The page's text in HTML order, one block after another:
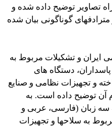
تصاویر توضیح داده شده و
گوناگونی بیان شده
ایران و تشکیلات مربوط به
دستگاه های
و تجهیزات نظامی و صنایع
آن توضیح داده است. به
سه زبان (فارسی، عربی و
به سلاحها و تجهیزات